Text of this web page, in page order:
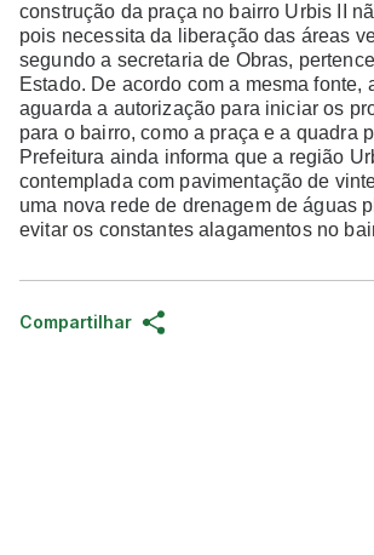
construção da praça no bairro Urbis II
pois necessita da liberação das áreas
segundo a secretaria de Obras,
Estado. De acordo com a mesma fonte,
aguarda a autorização para iniciar os
para o bairro, como a praça e a quadra
Prefeitura ainda informa que a região
contemplada com pavimentação de
uma nova rede de drenagem de águas
evitar os constantes alagamentos no
Compartilhar